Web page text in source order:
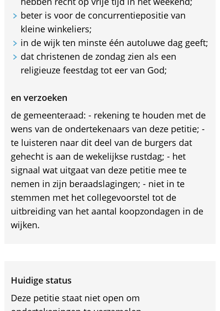
beter is voor de concurrentiepositie van
kleine winkeliers;
in de wijk ten minste één autoluwe dag geeft;
dat christenen de zondag zien als een
religieuze feestdag tot eer van God;
en verzoeken
de gemeenteraad: - rekening te houden met de
wens van de ondertekenaars van deze petitie; -
te luisteren naar dit deel van de burgers dat
gehecht is aan de wekelijkse rustdag; - het
signaal wat uitgaat van deze petitie mee te
nemen in zijn beraadslagingen; - niet in te
stemmen met het collegevoorstel tot de
uitbreiding van het aantal koopzondagen in de
wijken.
Huidige status
Deze petitie staat niet open om